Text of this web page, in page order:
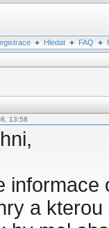
Hledat FAQ
13:58
informace
a